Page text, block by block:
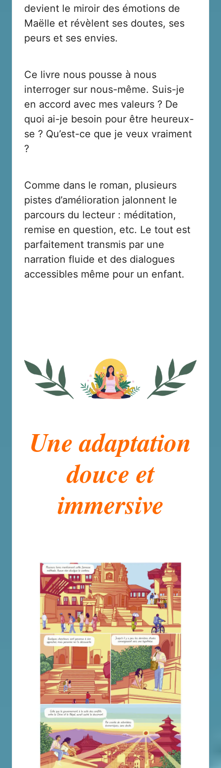
devient le miroir des émotions de
Maëlle et révèlent ses doutes, ses
peurs et ses envies.
Ce livre nous pousse à nous
interroger sur nous-même. Suis-je
en accord avec mes valeurs ? De
quoi ai-je besoin pour être heureux-
se ? Qu’est-ce que je veux vraiment
?
Comme dans le roman, plusieurs
pistes d’amélioration jalonnent le
parcours du lecteur : méditation,
remise en question, etc. Le tout est
parfaitement transmis par une
narration fluide et des dialogues
accessibles même pour un enfant.
Une adaptation
douce et
immersive